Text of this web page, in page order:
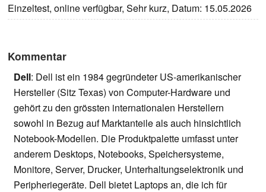
Einzeltest, online verfügbar, Sehr kurz, Datum: 15.05.2026
Kommentar
Dell: Dell ist ein 1984 gegründeter US-amerikanischer
Hersteller (Sitz Texas) von Computer-Hardware und
gehört zu den grössten internationalen Herstellern
sowohl in Bezug auf Marktanteile als auch hinsichtlich
Notebook-Modellen. Die Produktpalette umfasst unter
anderem Desktops, Notebooks, Speichersysteme,
Monitore, Server, Drucker, Unterhaltungselektronik und
Peripheriegeräte. Dell bietet Laptops an, die ich für